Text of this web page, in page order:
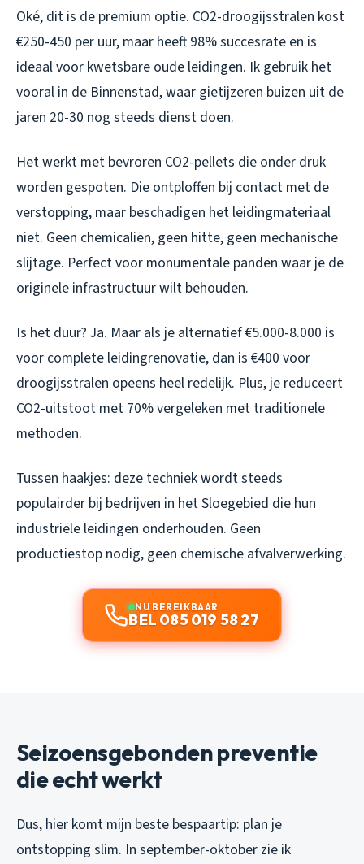
Oké, dit is de premium optie. CO2-droogijsstralen kost
€250-450 per uur, maar heeft 98% succesrate en is
ideaal voor kwetsbare oude leidingen. Ik gebruik het
vooral in de Binnenstad, waar gietijzeren buizen uit de
jaren 20-30 nog steeds dienst doen.
Het werkt met bevroren CO2-pellets die onder druk
worden gespoten. Die ontploffen bij contact met de
verstopping, maar beschadigen het leidingmateriaal
niet. Geen chemicaliën, geen hitte, geen mechanische
slijtage. Perfect voor monumentale panden waar je de
originele infrastructuur wilt behouden.
Is het duur? Ja. Maar als je alternatief €5.000-8.000 is
voor complete leidingrenovatie, dan is €400 voor
droogijsstralen opeens heel redelijk. Plus, je reduceert
CO2-uitstoot met 70% vergeleken met traditionele
methoden.
Tussen haakjes: deze techniek wordt steeds
populairder bij bedrijven in het Sloegebied die hun
industriële leidingen onderhouden. Geen
productiestop nodig, geen chemische afvalverwerking.
NU BEREIKBAAR
BEL 085 019 58 27
Seizoensgebonden preventie
die echt werkt
Dus, hier komt mijn beste bespaartip: plan je
ontstopping slim. In september-oktober zie ik